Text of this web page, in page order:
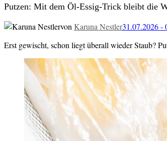
Putzen: Mit dem Öl-Essig-Trick bleibt die
von Karuna Nestler31.07.2026 -
Erst gewischt, schon liegt überall wieder Staub?